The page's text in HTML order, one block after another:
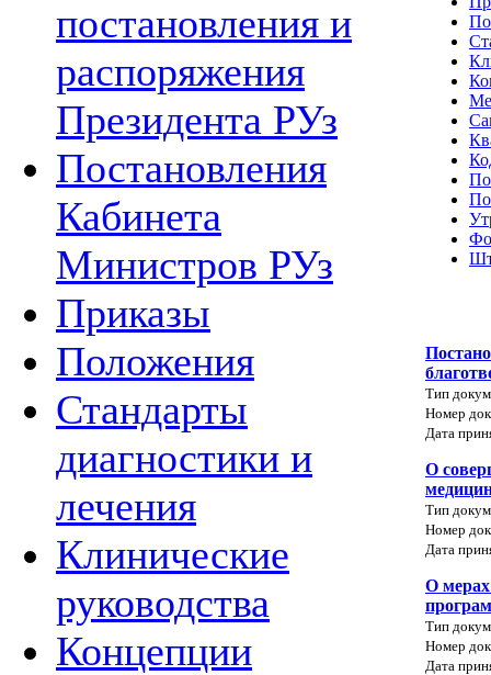
постановления и
распоряжения
Президента РУз
Постановления
Кабинета
Министров РУз
Приказы
Положения
Стандарты
диагностики и
лечения
Клинические
руководства
Концепции
Тип
Номер
Дата
О
Тип
Номер
Дата
О мерах
Тип
Номер
Дата